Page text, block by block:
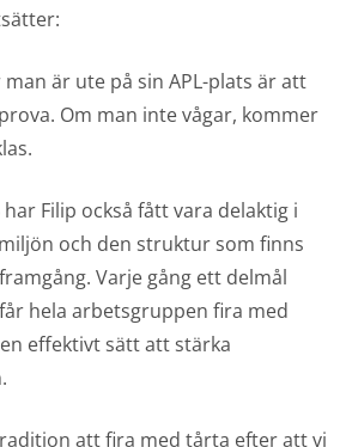
är ute på sin APL-plats är att
Om man inte vågar, kommer
Filip också fått vara delaktig i
och den struktur som finns
Varje gång ett delmål
hela arbetsgruppen fira med
effektivt sätt att stärka
att fira med tårta efter att vi